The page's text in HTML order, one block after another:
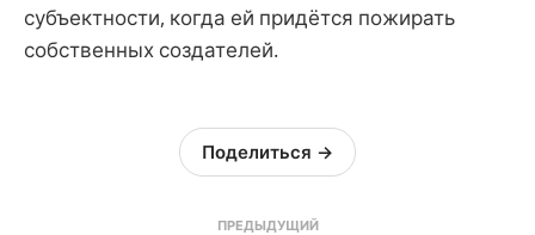
субъектности, когда ей придётся пожирать
собственных создателей.
ПРЕДЫДУЩИЙ
Поделиться →